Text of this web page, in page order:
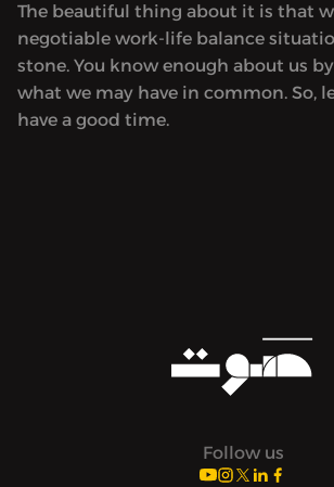
The beautiful thing about it is that
negotiable work-life balance
stone. You know enough about us
what we may have in common. So,
have a good time.
Follow us